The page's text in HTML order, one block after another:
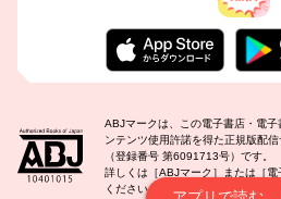
ABJマークは、この電子書店・電
ンテンツ使用許諾を得た正規版配
（登録番号 第6091713号）です。
詳しくは［ABJマーク］または［
ください。